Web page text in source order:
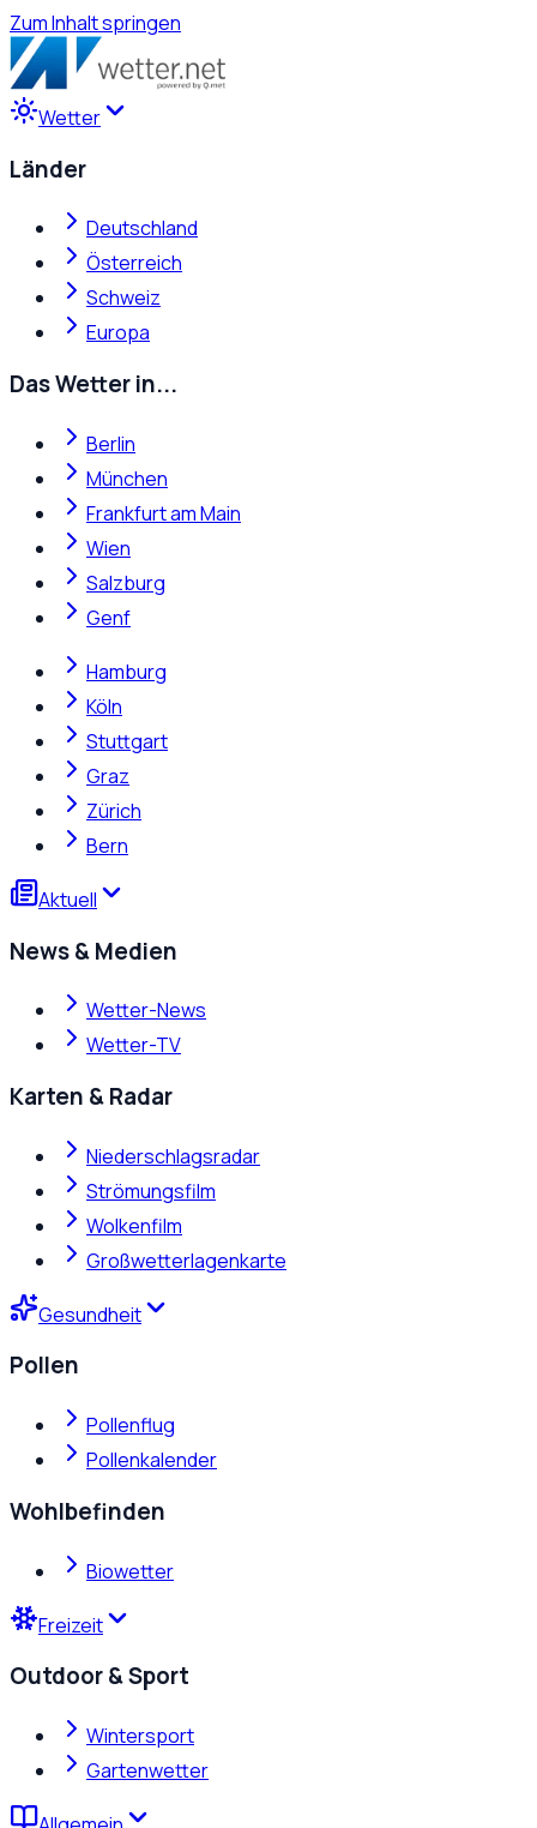
Zum Inhalt springen
Wetter
Länder
Deutschland
Österreich
Schweiz
Europa
Das Wetter in...
Berlin
München
Frankfurt am Main
Wien
Salzburg
Genf
Hamburg
Köln
Stuttgart
Graz
Zürich
Bern
Aktuell
News & Medien
Wetter-News
Wetter-TV
Karten & Radar
Niederschlagsradar
Strömungsfilm
Wolkenfilm
Großwetterlagenkarte
Gesundheit
Pollen
Pollenflug
Pollenkalender
Wohlbefinden
Biowetter
Freizeit
Outdoor & Sport
Wintersport
Gartenwetter